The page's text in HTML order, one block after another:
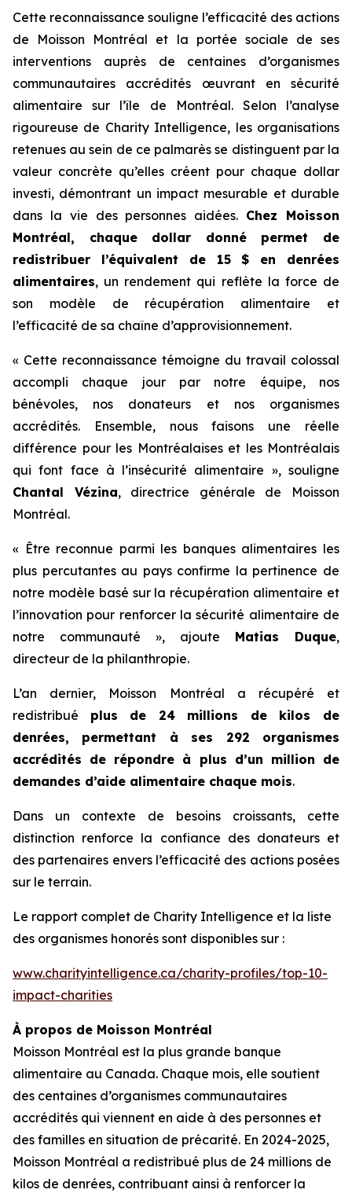
Cette reconnaissance souligne l’efficacité des actions
de Moisson Montréal et la portée sociale de ses
interventions auprès de centaines d’organismes
communautaires accrédités œuvrant en sécurité
alimentaire sur l’île de Montréal. Selon l’analyse
rigoureuse de Charity Intelligence, les organisations
retenues au sein de ce palmarès se distinguent par la
valeur concrète qu’elles créent pour chaque dollar
investi, démontrant un impact mesurable et durable
dans la vie des personnes aidées. Chez Moisson
Montréal, chaque dollar donné permet de
redistribuer l’équivalent de 15 $ en denrées
alimentaires, un rendement qui reflète la force de
son modèle de récupération alimentaire et
l’efficacité de sa chaîne d’approvisionnement.
« Cette reconnaissance témoigne du travail colossal
accompli chaque jour par notre équipe, nos
bénévoles, nos donateurs et nos organismes
accrédités. Ensemble, nous faisons une réelle
différence pour les Montréalaises et les Montréalais
qui font face à l’insécurité alimentaire », souligne
Chantal Vézina, directrice générale de Moisson
Montréal.
« Être reconnue parmi les banques alimentaires les
plus percutantes au pays confirme la pertinence de
notre modèle basé sur la récupération alimentaire et
l’innovation pour renforcer la sécurité alimentaire de
notre communauté », ajoute Matias Duque,
directeur de la philanthropie.
L’an dernier, Moisson Montréal a récupéré et
redistribué plus de 24 millions de kilos de
denrées, permettant à ses 292 organismes
accrédités de répondre à plus d’un million de
demandes d’aide alimentaire chaque mois.
Dans un contexte de besoins croissants, cette
distinction renforce la confiance des donateurs et
des partenaires envers l’efficacité des actions posées
sur le terrain.
Le rapport complet de Charity Intelligence et la liste
des organismes honorés sont disponibles sur :
www.charityintelligence.ca/charity-profiles/top-10-
impact-charities
À propos de Moisson Montréal
Moisson Montréal est la plus grande banque
alimentaire au Canada. Chaque mois, elle soutient
des centaines d’organismes communautaires
accrédités qui viennent en aide à des personnes et
des familles en situation de précarité. En 2024-2025,
Moisson Montréal a redistribué plus de 24 millions de
kilos de denrées, contribuant ainsi à renforcer la